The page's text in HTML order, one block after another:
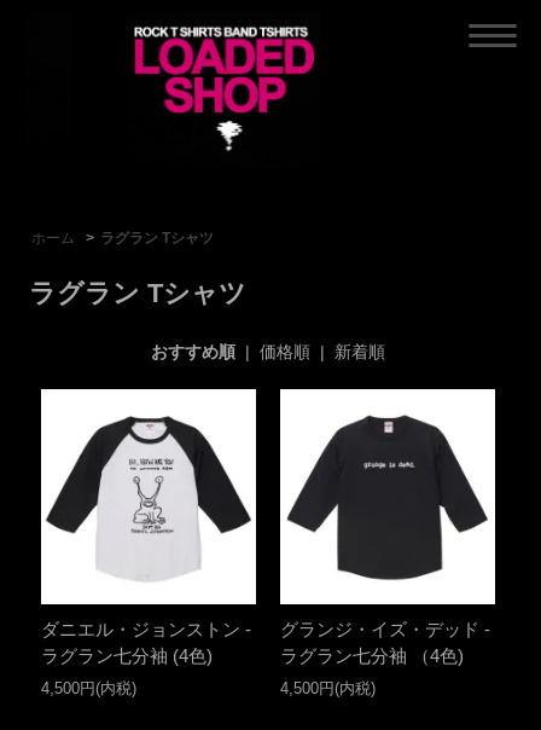
ホーム > ラグラン Tシャツ
ラグラン Tシャツ
おすすめ順| 価格順| 新着順
ダニエル・ジョンストン -
ラグラン七分袖 (4色)
4,500円(内税)
グランジ・イズ・デッド -
ラグラン七分袖 （4色)
4,500円(内税)